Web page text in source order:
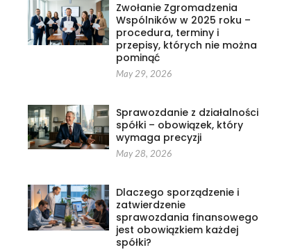
Zwołanie Zgromadzenia
Wspólników w 2025 roku –
procedura, terminy i
przepisy, których nie można
pominąć
May 29, 2026
Sprawozdanie z działalności
spółki – obowiązek, który
wymaga precyzji
May 28, 2026
Dlaczego sporządzenie i
zatwierdzenie
sprawozdania finansowego
jest obowiązkiem każdej
spółki?